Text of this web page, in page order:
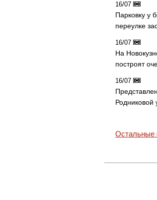
16/07
Парковку у
переулке
16/07
На
построят
16/07
Остальные